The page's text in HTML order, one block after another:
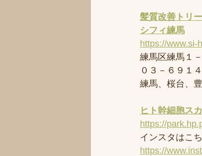
髪質改善トリ
シフィ練馬
https://www.si-
練馬区練馬１
０３－６９１
練馬、桜台、
ヒト幹細胞ス
https://
インスタはこ
https://